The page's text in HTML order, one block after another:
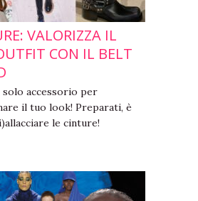
VALORIZZA IL
CON IL BELT
solo accessorio per
il tuo look! Preparati, è
le cinture!